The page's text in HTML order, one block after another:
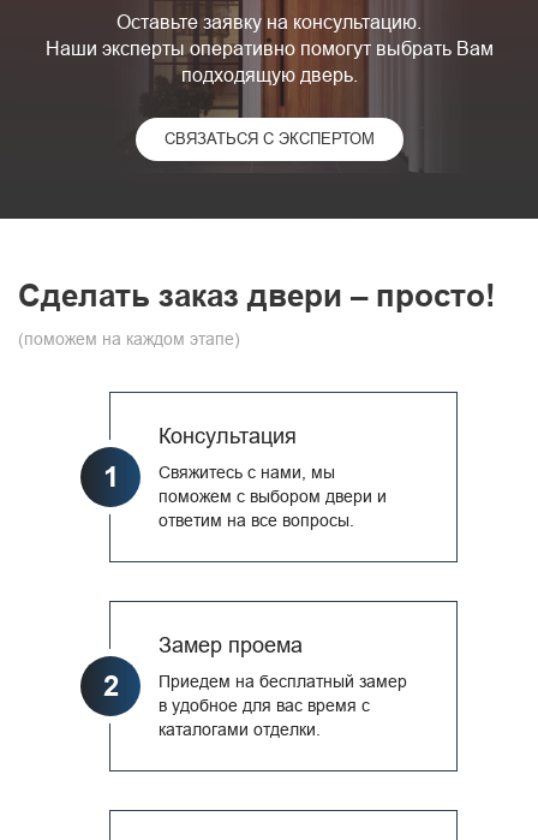
Оставьте заявку на консультацию.
Наши эксперты оперативно помогут выбрать Вам
подходящую дверь.
СВЯЗАТЬСЯ С ЭКСПЕРТОМ
Сделать заказ двери – просто!
(поможем на каждом этапе)
1
Консультация
Свяжитесь с нами, мы
поможем с выбором двери и
ответим на все вопросы.
2
Замер проема
Приедем на бесплатный замер
в удобное для вас время с
каталогами отделки.